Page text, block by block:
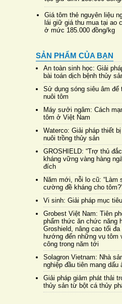
Giá tôm thẻ nguyên liệu
lái giữ giá thu mua tại ao
ở mức 185.000 đồng/kg
SẢN PHẨM CỦA BẠN
An toàn sinh học: Giải
bài toán dịch bệnh thủy
Sử dụng sóng siêu âm để
nuôi tôm
Máy sưởi ngâm: Cách
tôm ở Việt Nam
Waterco: Giải pháp thiết
nuôi trồng thủy sản
GROSHIELD: “Trợ thủ
kháng vững vàng hàng
đích
Năm mới, nỗi lo cũ: “Làm
cường đề kháng cho
Vi sinh: Giải pháp mục
Grobest Việt Nam: Tiên
phẩm thức ăn chức năng
Groshield, nâng cao tối đa
hướng đến những vụ tôm
công trong năm tới
Solagron Vietnam: Nhà
nghiệp đầu tiên mang dấu
Giải pháp giảm phát thải
thủy sản từ bột cá thủy